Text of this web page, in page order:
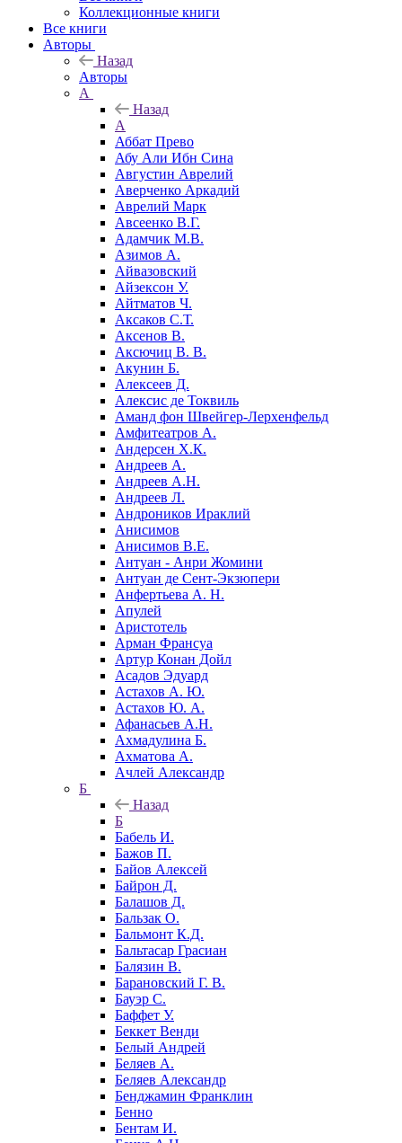
Коллекционные книги
Все книги
Авторы
Назад
Авторы
А
Назад
А
Аббат Прево
Абу Али Ибн Сина
Августин Аврелий
Аверченко Аркадий
Аврелий Марк
Авсеенко В.Г.
Адамчик М.В.
Азимов А.
Айвазовский
Айзексон У.
Айтматов Ч.
Аксаков С.Т.
Аксенов В.
Аксючиц В. В.
Акунин Б.
Алексеев Д.
Алексис де Токвиль
Аманд фон Швейгер-Лерхенфельд
Амфитеатров А.
Андерсен Х.К.
Андреев А.
Андреев А.Н.
Андреев Л.
Андроников Ираклий
Анисимов
Анисимов В.Е.
Антуан - Анри Жомини
Антуан де Сент-Экзюпери
Анфертьева А. Н.
Апулей
Аристотель
Арман Франсуа
Артур Конан Дойл
Асадов Эдуард
Астахов А. Ю.
Астахов Ю. А.
Афанасьев А.Н.
Ахмадулина Б.
Ахматова А.
Ачлей Александр
Б
Назад
Б
Бабель И.
Бажов П.
Байов Алексей
Байрон Д.
Балашов Д.
Бальзак О.
Бальмонт К.Д.
Бальтасар Грасиан
Балязин В.
Барановский Г. В.
Бауэр С.
Баффет У.
Беккет Венди
Белый Андрей
Беляев А.
Беляев Александр
Бенджамин Франклин
Бенно
Бентам И.